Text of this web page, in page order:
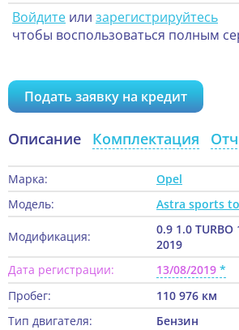
Войдите или зарегистрируйтесь
чтобы воспользоваться полным
Подать заявку на кредит
Описание Комплектация
Марка:
Opel
Модель:
Astra sports
Модификация:
0.9 1.0 TURBO
2019
Дата регистрации:
13/08/2019
Пробег:
110 976 км
Тип двигателя:
Бензин